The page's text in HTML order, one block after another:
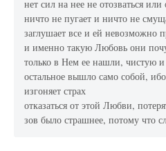
нет сил на нее не отозваться или
ничто не пугает и ничто не
заглушает все и ей невозможно
и именно такую Любовь они
только в Нем ее нашли, чистую
остальное вышло само собой,
изгоняет страх
отказаться от этой Любви,
зов было страшнее, потому что